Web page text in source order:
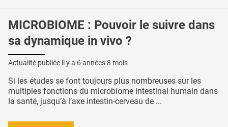
MICROBIOME : Pouvoir le suivre dans
sa dynamique in vivo ?
Actualité publiée il y a 6 années 8 mois
Si les études se font toujours plus nombreuses sur les
multiples fonctions du microbiome intestinal humain dans
la santé, jusqu’à l’axe intestin-cerveau de ...